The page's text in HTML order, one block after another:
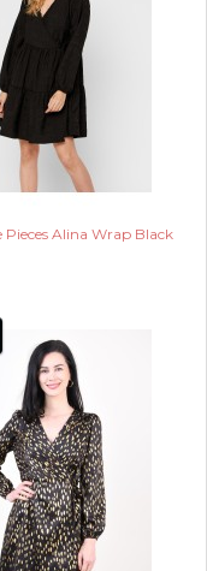
Pieces Alina Wrap Black